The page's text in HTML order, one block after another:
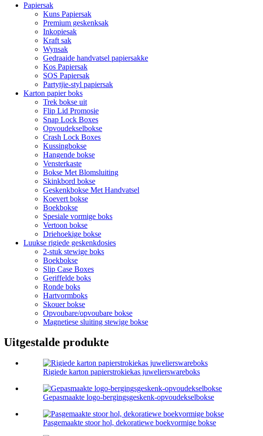
Papiersak
Kuns Papiersak
Premium geskenksak
Inkopiesak
Kraft sak
Wynsak
Gedraaide handvatsel papiersakke
Kos Papiersak
SOS Papiersak
Partytjie-styl papiersak
Karton papier boks
Trek bokse uit
Flip Lid Promosie
Snap Lock Boxes
Opvoudekselbokse
Crash Lock Boxes
Kussingbokse
Hangende bokse
Vensterkaste
Bokse Met Blomsluiting
Skinkbord bokse
Geskenkbokse Met Handvatsel
Koevert bokse
Boekbokse
Spesiale vormige boks
Vertoon bokse
Driehoekige bokse
Luukse rigiede geskenkdosies
2-stuk stewige boks
Boekbokse
Slip Case Boxes
Geriffelde boks
Ronde boks
Hartvormboks
Skouer bokse
Opvoubare/opvoubare bokse
Magnetiese sluiting stewige bokse
Uitgestalde produkte
Rigiede karton papierstrokiekas juwelierswareboks
Gepasmaakte logo-bergingsgeskenk-opvoudekselbokse
Pasgemaakte stoor hol, dekoratiewe boekvormige bokse